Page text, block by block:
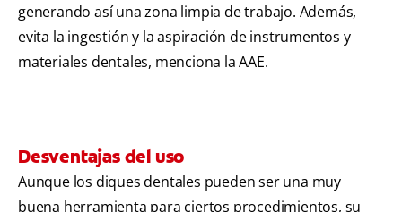
generando así una zona limpia de trabajo. Además,
evita la ingestión y la aspiración de instrumentos y
materiales dentales, menciona la AAE.
Desventajas del uso
Aunque los diques dentales pueden ser una muy
buena herramienta para ciertos procedimientos, su